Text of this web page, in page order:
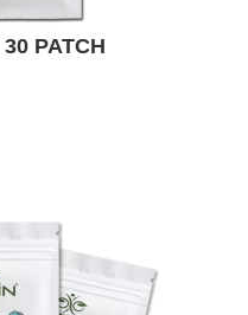
PATCH